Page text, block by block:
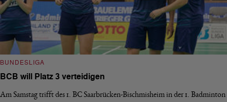
BUNDESLIGA
BCB will Platz 3 verteidigen
Am Samstag trifft des 1. BC Saarbrücken-Bischmisheim in der 1. Badminton